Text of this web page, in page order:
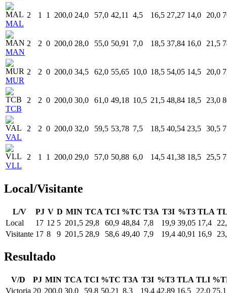
MAL
2 1 1 200,0 24,0 57,0 42,11 4,5 16,5 27,27 14,0 20,0
MAN
2 2 0 200,0 28,0 55,0 50,91 7,0 18,5 37,84 16,0 21,5
MUR
2 2 0 200,0 34,5 62,0 55,65 10,0 18,5 54,05 14,5 20,0
TCB
2 2 0 200,0 30,0 61,0 49,18 10,5 21,5 48,84 18,5 23,0
VAL
2 2 0 200,0 32,0 59,5 53,78 7,5 18,5 40,54 23,5 30,5
VLL
2 1 1 200,0 29,0 57,0 50,88 6,0 14,5 41,38 18,5 25,5
Local/Visitante
L/V PJ V D MIN TCA TCI %TC T3A T3I %T3 TLA
Local
17 12 5 201,5 29,8 60,9 48,84 7,8 19,9 39,05 17,4
Visitante 17 8 9 201,5 28,9 58,6 49,40 7,9 19,4 40,91 16,9
Resultado
V/D PJ MIN TCA TCI %TC T3A T3I %T3 TLA TLI
Victoria 20 200,0 30,0 59,8 50,21 8,3 19,4 42,89 16,5 22,0